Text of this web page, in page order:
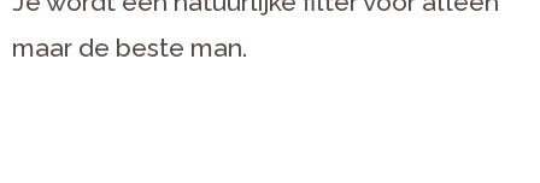
maar de beste man.